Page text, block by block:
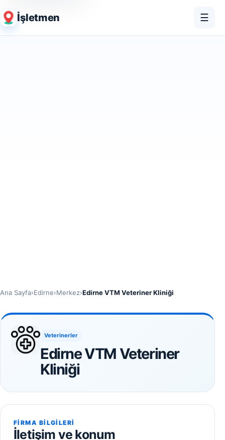
İşletmen ☰
Ana Sayfa›Edirne›Merkez›Edirne VTM Veteriner Kliniği
Veterinerler
Edirne VTM Veteriner
Kliniği
FIRMA BILGILERI
İletişim ve konum